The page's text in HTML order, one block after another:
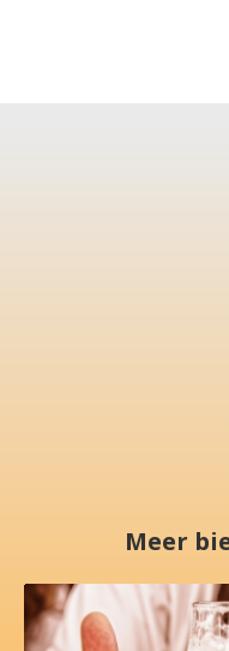
Meer